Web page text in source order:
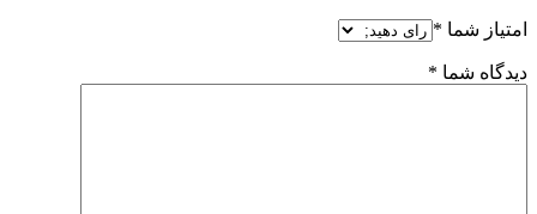
امتیاز شما *
دیدگاه شما *